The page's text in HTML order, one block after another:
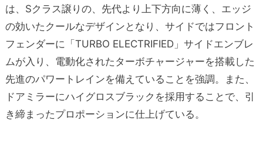
は、Sクラス譲りの、先代より上下方向に薄く、エッジ
の効いたクールなデザインとなり、サイドではフロント
フェンダーに「TURBO ELECTRIFIED」サイドエンブレ
ムが入り、電動化されたターボチャージャーを搭載した
先進のパワートレインを備えていることを強調。また、
ドアミラーにハイグロスブラックを採用することで、引
き締まったプロポーションに仕上げている。